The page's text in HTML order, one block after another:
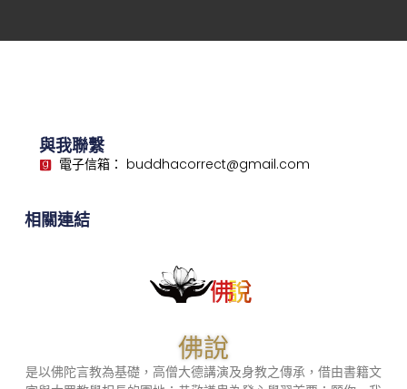
佛說
是以佛陀言教為基礎，高僧大德講演及身教之傳承，借由書籍文
與我聯繫
電子信箱： buddhacorrect@gmail.com
相關連結